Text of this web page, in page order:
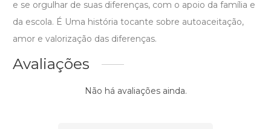
e se orgulhar de suas diferenças, com o apoio da família e
da escola. É Uma história tocante sobre autoaceitação,
amor e valorização das diferenças.
Avaliações
Não há avaliações ainda.